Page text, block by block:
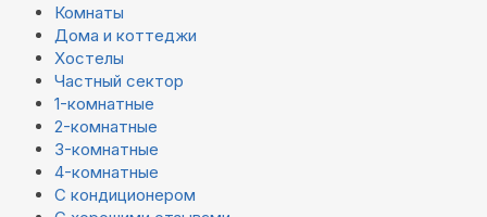
Комнаты
Дома и коттеджи
Хостелы
Частный сектор
1-комнатные
2-комнатные
3-комнатные
4-комнатные
С кондиционером